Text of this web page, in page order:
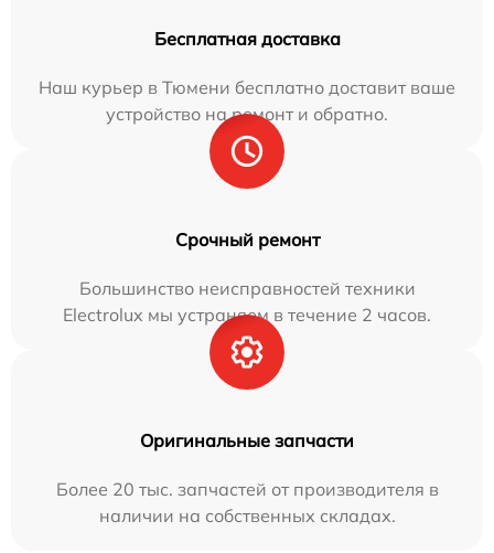
Бесплатная доставка
Наш курьер в Тюмени бесплатно доставит ваше
устройство на ремонт и обратно.
Срочный ремонт
Большинство неисправностей техники
Electrolux мы устраняем в течение 2 часов.
Оригинальные запчасти
Более 20 тыс. запчастей от производителя в
наличии на собственных складах.